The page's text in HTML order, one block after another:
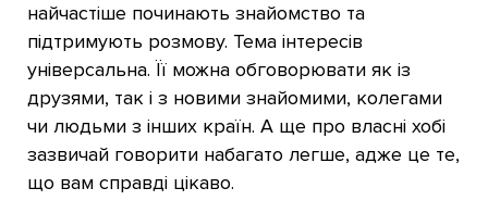
найчастіше починають знайомство та
підтримують розмову. Тема інтересів
універсальна. Її можна обговорювати як із
друзями, так і з новими знайомими, колегами
чи людьми з інших країн. А ще про власні хобі
зазвичай говорити набагато легше, адже це те,
що вам справді цікаво.